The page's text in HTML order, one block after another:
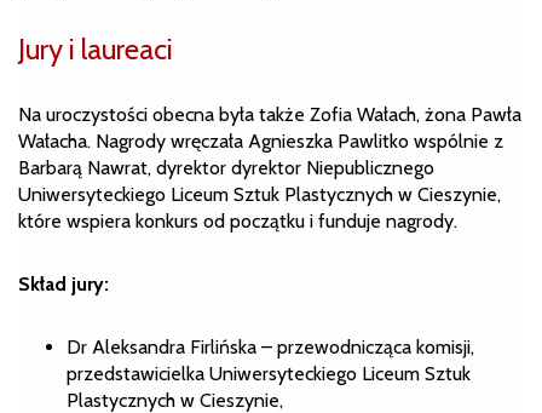
Jury i laureaci
Na uroczystości obecna była także Zofia Wałach, żona Pawła
Wałacha. Nagrody wręczała Agnieszka Pawlitko wspólnie z
Barbarą Nawrat, dyrektor dyrektor Niepublicznego
Uniwersyteckiego Liceum Sztuk Plastycznych w Cieszynie,
które wspiera konkurs od początku i funduje nagrody.
Skład jury:
Dr Aleksandra Firlińska – przewodnicząca komisji,
przedstawicielka Uniwersyteckiego Liceum Sztuk
Plastycznych w Cieszynie,